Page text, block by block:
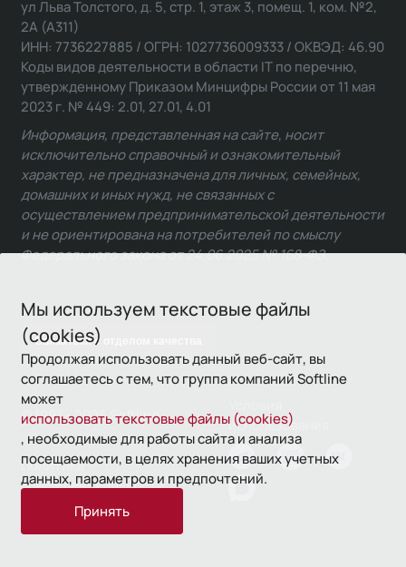
Мы используем текстовые файлы
(cookies)
Продолжая использовать данный веб-сайт, вы
соглашаетесь с тем, что группа компаний Softline
может
использовать текстовые файлы (cookies)
, необходимые для работы сайта и анализа
посещаемости, в целях хранения ваших учетных
данных, параметров и предпочтений.
Принять
Связаться с отделом качества
ул Льва Толстого, д. 5, стр. 1, этаж 3, помещ. 1, ком. №2,
2А (А311)
ИНН: 7736227885 / ОГРН: 1027736009333 / ОКВЭД: 46.90
Коды видов деятельности в области IT по перечню,
утвержденному Приказом Минцифры России от 11 мая
2023 г. № 449: 2.01, 27.01, 4.01
Информация, представленная на сайте, носит
исключительно справочный и ознакомительный
характер, не предназначена для личных, семейных,
домашних и иных нужд, не связанных с
осуществлением предпринимательской деятельности
и не ориентирована на потребителей по смыслу
Федерального закона от 24.06.2025 № 168-ФЗ.
© 1993—2026 Softline
использования
Политика
конфиденциальности